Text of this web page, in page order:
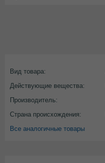
Вид товара:
Действующие вещества:
Производитель:
Страна происхождения:
Все аналогичные товары